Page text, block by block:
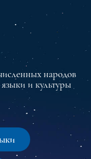
народов
и культуры